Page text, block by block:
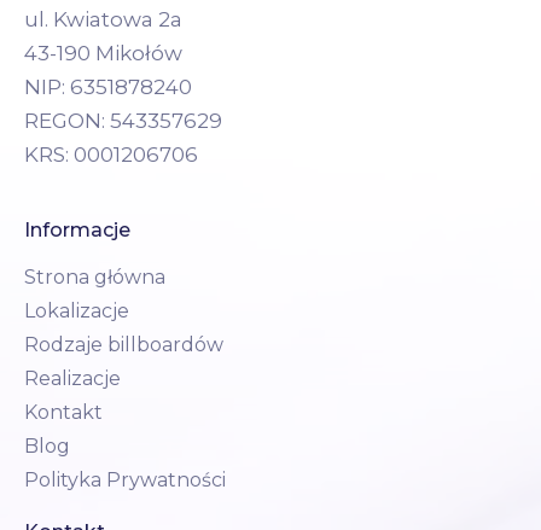
ul. Kwiatowa 2a
43-190 Mikołów
NIP: 6351878240
REGON: 543357629
KRS: 0001206706
Informacje
Strona główna
Lokalizacje
Rodzaje billboardów
Realizacje
Kontakt
Blog
Polityka Prywatności